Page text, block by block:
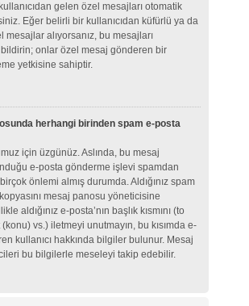
gelen özel mesajları otomatik
Eğer belirli bir kullanıcıdan küfürlü ya da
mesajlar alıyorsanız, bu mesajları
onlar özel mesaj gönderen bir
yetkisine sahiptir.
herhangi birinden spam e-posta
için üzgünüz. Aslında, bu mesaj
e-posta gönderme işlevi spamdan
önlemi almış durumda. Aldığınız spam
mesaj panosu yöneticisine
aldığınız e-posta’nın başlık kısmını (to
vs.) iletmeyi unutmayın, bu kısımda e-
kullanıcı hakkında bilgiler bulunur. Mesaj
bu bilgilerle meseleyi takip edebilir.